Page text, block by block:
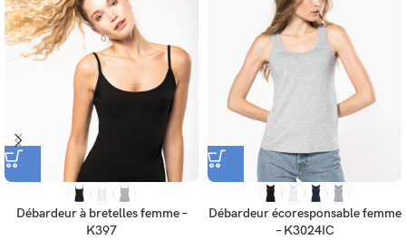
Débardeur à bretelles femme –
K397
Débardeur écoresponsable femme
– K3024IC